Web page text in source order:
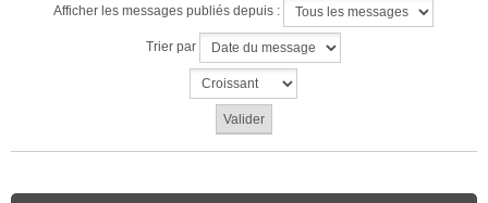
Afficher les messages publiés depuis :
Trier par